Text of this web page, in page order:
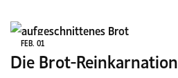
FEB. 01
Die Brot-Reinkarnation